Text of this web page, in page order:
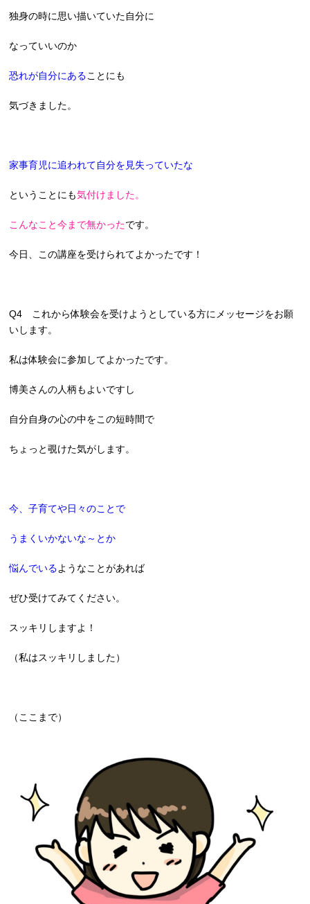
独身の時に思い描いていた自分に
なっていいのか
恐れが自分にあることにも
気づきました。
家事育児に追われて自分を見失っていたな
ということにも気付けました。
こんなこと今まで無かったです。
今日、この講座を受けられてよかったです！
Q4 これから体験会を受けようとしている方にメッセージをお願
いします。
私は体験会に参加してよかったです。
博美さんの人柄もよいですし
自分自身の心の中をこの短時間で
ちょっと覗けた気がします。
今、子育てや日々のことで
うまくいかないな～とか
悩んでいるようなことがあれば
ぜひ受けてみてください。
スッキリしますよ！
（私はスッキリしました）
（ここまで）